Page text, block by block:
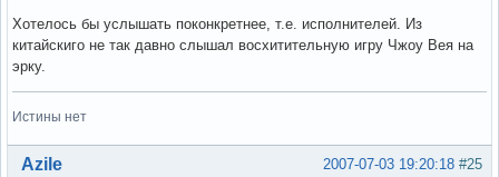
Хотелось бы услышать поконкретнее, т.е. исполнителей. Из
китайскиго не так давно слышал восхитительную игру Чжоу Вея на
эрку.
Истины нет
Вне форума #25
2007-07-03 19:20:18
Azile